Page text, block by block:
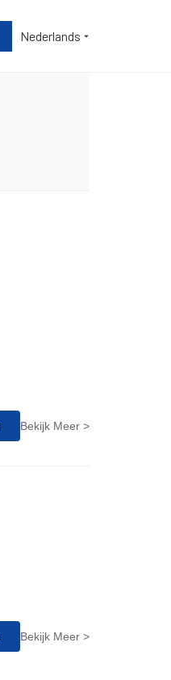
Nederlands
Bekijk Meer >
Bekijk Meer >